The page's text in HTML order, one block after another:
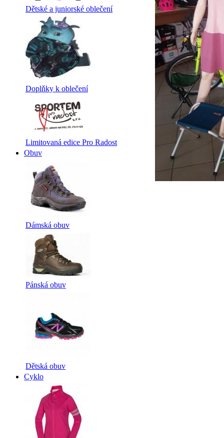
Dětské a juniorské oblečení
Doplňky k oblečení
Limitovaná edice Pro Radost
Obuv
Dámská obuv
Pánská obuv
Dětská obuv
Cyklo